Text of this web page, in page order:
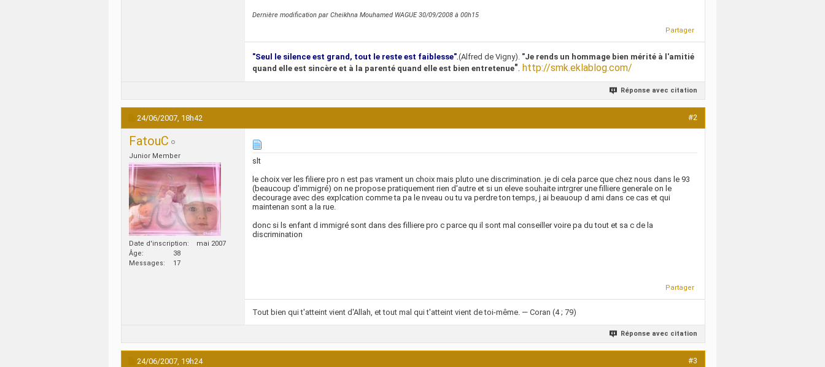
Dernière modification par Cheikhna Mouhamed WAGUE 30/09/2008 à 00h15
Partager
"Seul le silence est grand, tout le reste est faiblesse".(Alfred de Vigny). "Je rends un hommage bien mérité à l'amitié
quand elle est sincère et à la parenté quand elle est bien entretenue". http://smk.eklablog.com/
Réponse avec citation
24/06/2007, 18h42 #2
FatouC
Junior Member
Date d'inscription
mai 2007
Âge
38
Messages
17
slt
le choix ver les filiere pro n est pas vrament un choix mais pluto une discrimination. je di cela parce que chez nous dans le 93
(beaucoup d'immigré) on ne propose pratiquement rien d'autre et si un eleve souhaite intrgrer une filliere generale on le
decourage avec des explcation comme ta pa le nveau ou tu va perdre ton temps, j ai beauoup d ami dans ce cas et qui
maintenan sont a la rue.
donc si ls enfant d immigré sont dans des filliere pro c parce qu il sont mal conseiller voire pa du tout et sa c de la
discrimination
Partager
Tout bien qui t'atteint vient d'Allah, et tout mal qui t'atteint vient de toi-même. — Coran (4 ; 79)
Réponse avec citation
24/06/2007, 19h24 #3